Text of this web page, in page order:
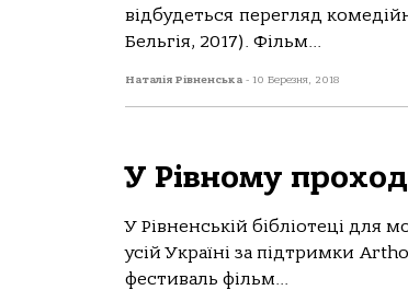
відбудеться перегляд
Бельгія, 2017). Фільм...
Наталія Рівненська - 10 Березня, 2018
У Рівному
У Рівненській бібліотеці для
усій Україні за підтримки
фестиваль фільм...